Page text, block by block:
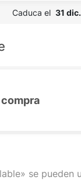
Caduca el 31
se pueden